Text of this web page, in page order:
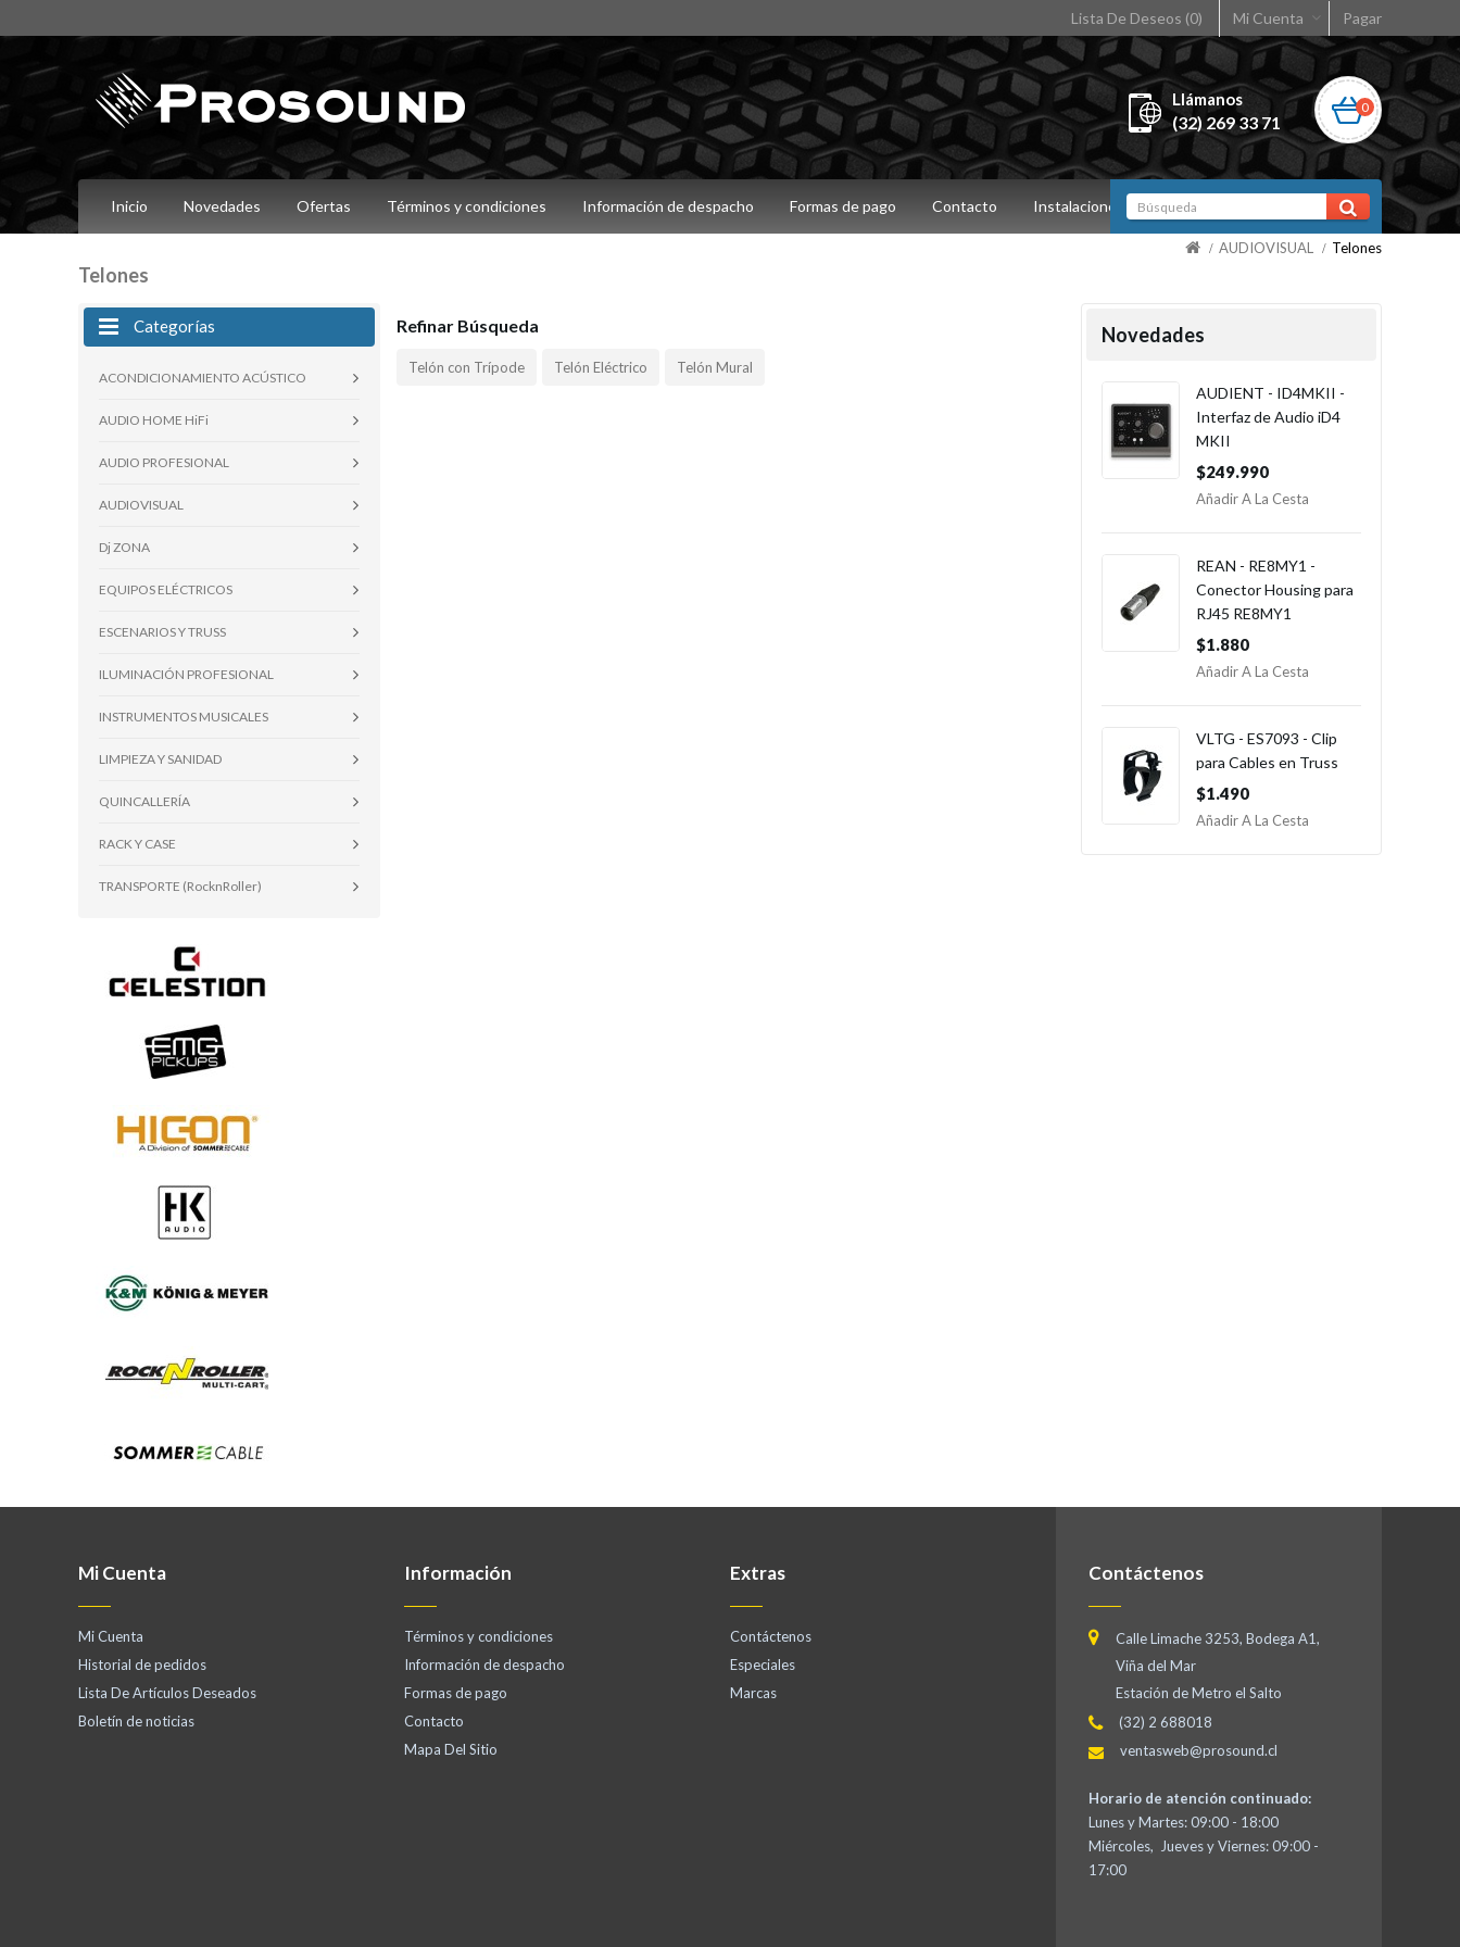
Lista De Deseos (0) Mi Cuenta Pagar
Llámanos
(32) 269 33 71
0
Inicio Novedades Ofertas Términos y condiciones Información de despacho Formas de pago Contacto Instalaciones
Telones
AUDIOVISUAL Telones
Categorías
ACONDICIONAMIENTO ACÚSTICO
AUDIO HOME HiFi
AUDIO PROFESIONAL
AUDIOVISUAL
Dj ZONA
EQUIPOS ELÉCTRICOS
ESCENARIOS Y TRUSS
ILUMINACIÓN PROFESIONAL
INSTRUMENTOS MUSICALES
LIMPIEZA Y SANIDAD
QUINCALLERÍA
RACK Y CASE
TRANSPORTE (RocknRoller)
Refinar Búsqueda
Telón con Trípode Telón Eléctrico Telón Mural
Novedades
AUDIENT - ID4MKII -
Interfaz de Audio iD4
MKII
$249.990
Añadir A La Cesta
REAN - RE8MY1 -
Conector Housing para
RJ45 RE8MY1
$1.880
Añadir A La Cesta
VLTG - ES7093 - Clip
para Cables en Truss
$1.490
Añadir A La Cesta
Mi Cuenta
Mi Cuenta
Historial de pedidos
Lista De Artículos Deseados
Boletín de noticias
Información
Términos y condiciones
Información de despacho
Formas de pago
Contacto
Mapa Del Sitio
Extras
Contáctenos
Especiales
Marcas
Contáctenos
Calle Limache 3253, Bodega A1,
Viña del Mar
Estación de Metro el Salto
(32) 2 688018
ventasweb@prosound.cl
Horario de atención continuado:
Lunes y Martes: 09:00 - 18:00
Miércoles, Jueves y Viernes: 09:00 -
17:00